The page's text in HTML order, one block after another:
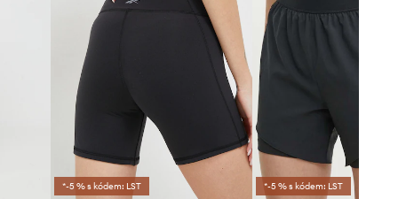
*-5 % s kódem: LST *-5 % s kódem: LST